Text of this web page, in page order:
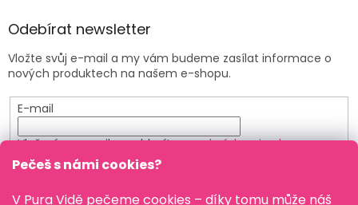
Pečeš s námi cookies?
V Pura Vidě pečeme cookies – díky tomu může náš
Odebírat newsletter
Vložte svůj e-mail a my vám budeme zasílat informace o
nových produktech na našem e-shopu.
E-mail
Vložením e-mailu souhlasíte spodmínkami ochrany
osobních údajů
PŘIHLÁSIT SE